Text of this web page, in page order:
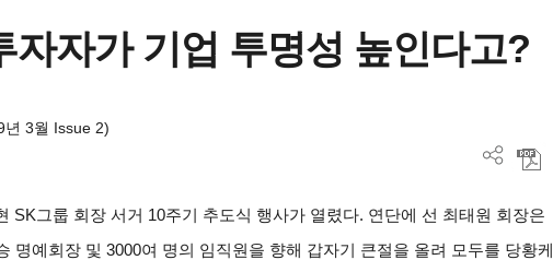
자자가 기업 투명성 높인다고?
년 3월 Issue 2)
SK그룹 회장 서거 10주기 추도식 행사가 열렸다. 연단에 선 최태원 회장은
명예회장 및 3000여 명의 임직원을 향해 갑자기 큰절을 올려 모두를 당황케